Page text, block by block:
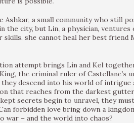
a small community who still
the city, but Lin, a physician,
skills, she cannot heal her best friend
attempt brings Lin and Kel
the criminal ruler of Castellane’s
descend into his world of intrigue
that reaches from the darkest
secrets begin to unravel, they
forbidden love bring down a
war – and the world into chaos?